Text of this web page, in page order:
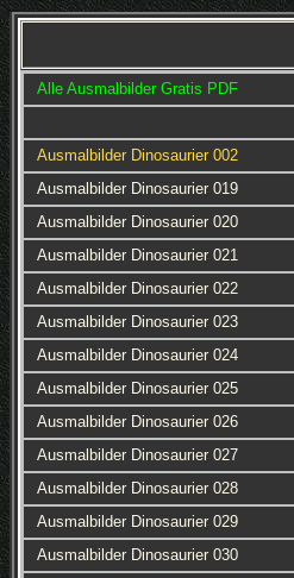
Alle Ausmalbilder Gratis PDF
Ausmalbilder Dinosaurier 002
Ausmalbilder Dinosaurier 019
Ausmalbilder Dinosaurier 020
Ausmalbilder Dinosaurier 021
Ausmalbilder Dinosaurier 022
Ausmalbilder Dinosaurier 023
Ausmalbilder Dinosaurier 024
Ausmalbilder Dinosaurier 025
Ausmalbilder Dinosaurier 026
Ausmalbilder Dinosaurier 027
Ausmalbilder Dinosaurier 028
Ausmalbilder Dinosaurier 029
Ausmalbilder Dinosaurier 030